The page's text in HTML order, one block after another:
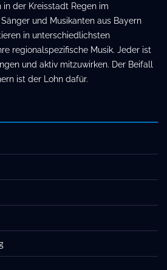
der Kreisstadt Regen im
und Musikanten aus Bayern
in unterschiedlichsten
regionalspezifische Musik. Jeder ist
und aktiv mitzuwirken. Der Beifall
ist der Lohn dafür.